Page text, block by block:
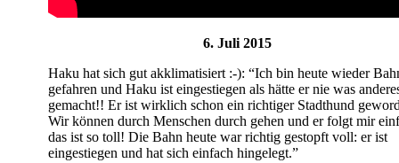
6. Juli 2015
Haku hat sich gut akklimatisiert :-): “Ich bin heute wieder
gefahren und Haku ist eingestiegen als hätte er nie was
gemacht!! Er ist wirklich schon ein richtiger Stadthund
Wir können durch Menschen durch gehen und er folgt mir
das ist so toll! Die Bahn heute war richtig gestopft voll: er ist
eingestiegen und hat sich einfach hingelegt.”